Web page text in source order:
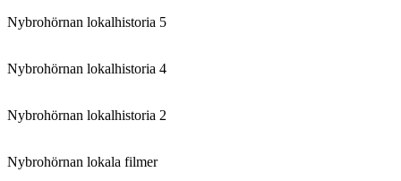
Nybrohörnan lokalhistoria 5
Nybrohörnan lokalhistoria 4
Nybrohörnan lokalhistoria 2
Nybrohörnan lokala filmer